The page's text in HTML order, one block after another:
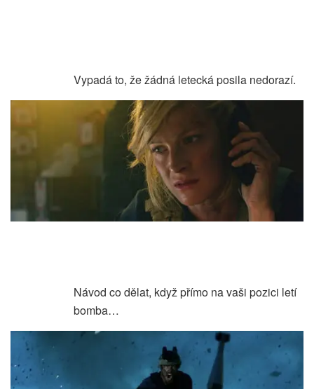
Vypadá to, že žádná letecká posila nedorazí.
Návod co dělat, když přímo na vaši pozici letí
bomba…